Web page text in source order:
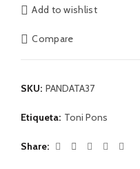
Add to wishlist
Compare
SKU: PANDATA37
Etiqueta: Toni Pons
Share